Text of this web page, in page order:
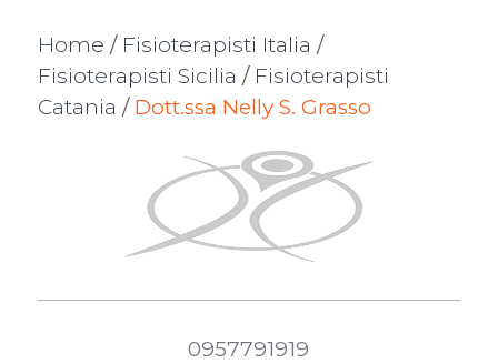
Home / Fisioterapisti Italia /
Fisioterapisti Sicilia / Fisioterapisti
Catania / Dott.ssa Nelly S. Grasso
0957791919